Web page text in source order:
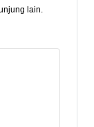
lain.